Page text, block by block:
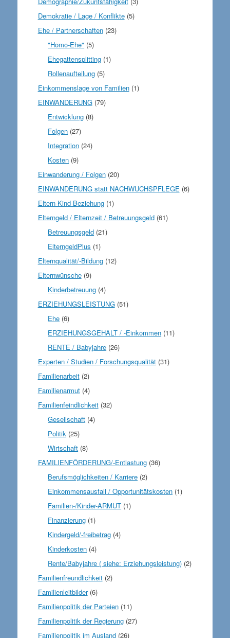
Demokratie / Lage / Konflikte(5)
Ehe / Partnerschaften(23)
"Homo-Ehe" (5)
Ehegattensplitting (1)
Rollenaufteilung (5)
Einkommenslage von Familien(1)
EINWANDERUNG(79)
Entwicklung (8)
Folgen (27)
Integration (24)
Kosten (9)
Einwanderung / Folgen(20)
EINWANDERUNG statt NACHWUCHSPFLEGE (6)
Eltern-Kind Beziehung(1)
Elterngeld / Elternzeit / Betreuungsgeld(61)
Betreuungsgeld (21)
ElterngeldPlus (1)
Elternqualität/-Bildung(12)
Elternwünsche(9)
Kinderbetreuung (4)
ERZIEHUNGSLEISTUNG(51)
Ehe (6)
ERZIEHUNGSGEHALT / -Einkommen (11)
RENTE / Babyjahre (26)
Experten / Studien / Forschungsqualität(31)
Familienarbeit(2)
Familienarmut(4)
Familienfeindlichkeit(32)
Gesellschaft (4)
Politik (25)
Wirtschaft (8)
FAMILIENFÖRDERUNG/-Entlastung(36)
Berufsmöglichkeiten / Karriere (2)
Einkommensausfall / Opportunitätskosten (1)
Familien-/Kinder-ARMUT (1)
Finanzierung (1)
Kindergeld/-freibetrag (4)
Kinderkosten (4)
Rente/Babyjahre ( siehe: Erziehungsleistung) (2)
Familienfreundlichkeit(2)
Familienleitbilder(6)
Familienpolitik der Parteien(11)
Familienpolitik der Regierung(27)
Familienpolitik im Ausland(26)